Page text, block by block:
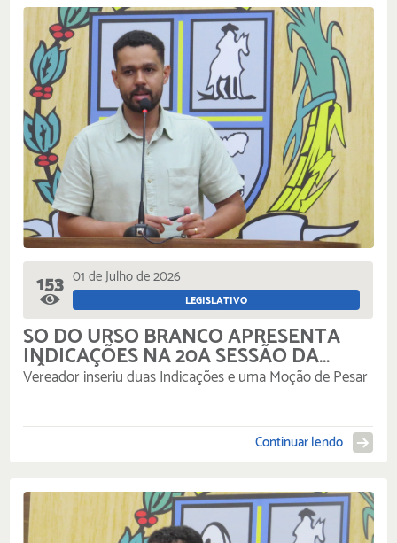
153 01 de Julho de 2026
LEGISLATIVO
SÓ DO URSO BRANCO APRESENTA
INDICAÇÕES NA 20A SESSÃO DA
CÂMARA MUNICIPAL
Vereador inseriu duas Indicações e uma Moção de Pesar
Continuar lendo